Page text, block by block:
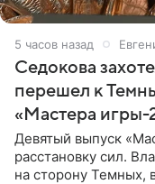
5 часов назад
Седокова
перешел к
«Мастера игры-
Девятый выпуск
расстановку сил.
на сторону Темных,